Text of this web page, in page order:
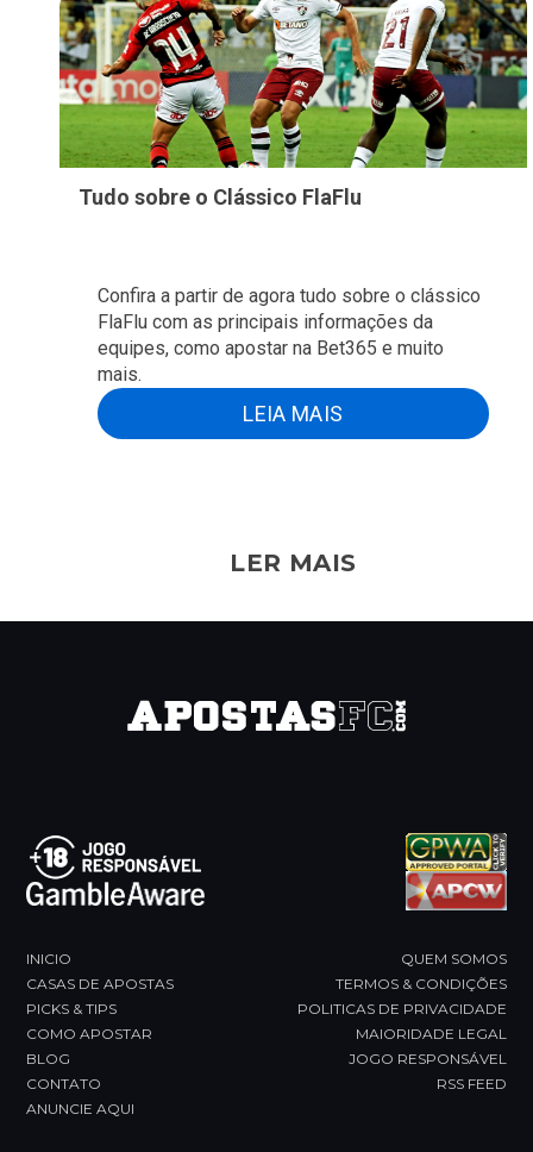
Tudo sobre o Clássico FlaFlu
Confira a partir de agora tudo sobre o clássico
FlaFlu com as principais informações da
equipes, como apostar na Bet365 e muito
mais.
LEIA MAIS
LER MAIS
INICIO
CASAS DE APOSTAS
PICKS & TIPS
COMO APOSTAR
BLOG
CONTATO
ANUNCIE AQUI
QUEM SOMOS
TERMOS & CONDIÇÕES
POLITICAS DE PRIVACIDADE
MAIORIDADE LEGAL
JOGO RESPONSÁVEL
RSS FEED